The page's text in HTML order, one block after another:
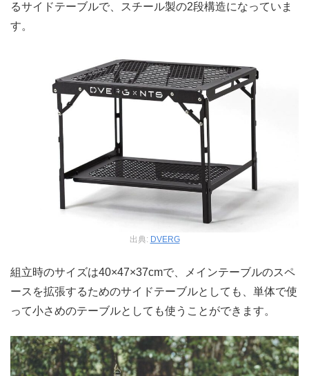
るサイドテーブルで、スチール製の2段構造になっていま
す。
出典: DVERG
組立時のサイズは40×47×37cmで、メインテーブルのスペ
ースを拡張するためのサイドテーブルとしても、単体で使
って小さめのテーブルとしても使うことができます。